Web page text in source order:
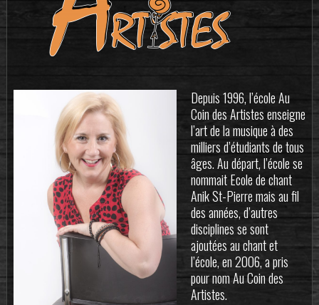
Depuis 1996, l’école Au
Coin des Artistes enseigne
l’art de la musique à des
milliers d’étudiants de tous
âges. Au départ, l’école se
nommait Ecole de chant
Anik St-Pierre mais au fil
des années, d’autres
disciplines se sont
ajoutées au chant et
l’école, en 2006, a pris
pour nom Au Coin des
Artistes.